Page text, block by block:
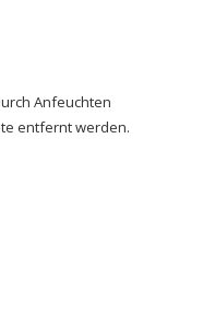
Anfeuchten
entfernt werden.